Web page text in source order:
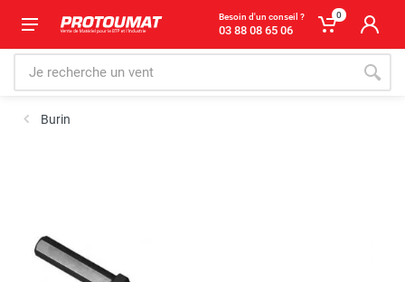
Besoin d'un conseil ?
03 88 08 65 06
0
Burin